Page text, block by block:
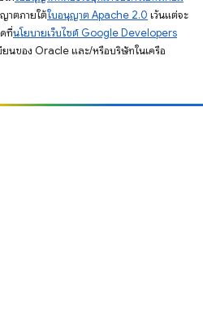
าตภายใต้ใบอนุญาต Apache 2.0 เว้นแต่จะ
ที่นโยบายเว็บไซต์ Google Developers
ยนของ Oracle และ/หรือบริษัทในเครือ